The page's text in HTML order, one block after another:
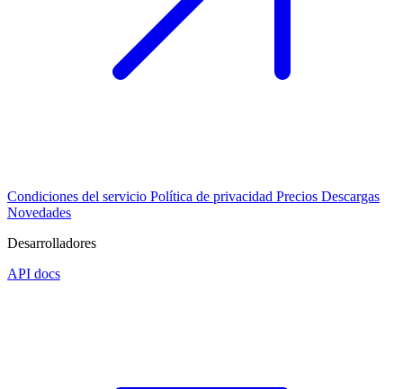
Condiciones del servicio Política de privacidad Precios Descargas
Novedades
Desarrolladores
API docs